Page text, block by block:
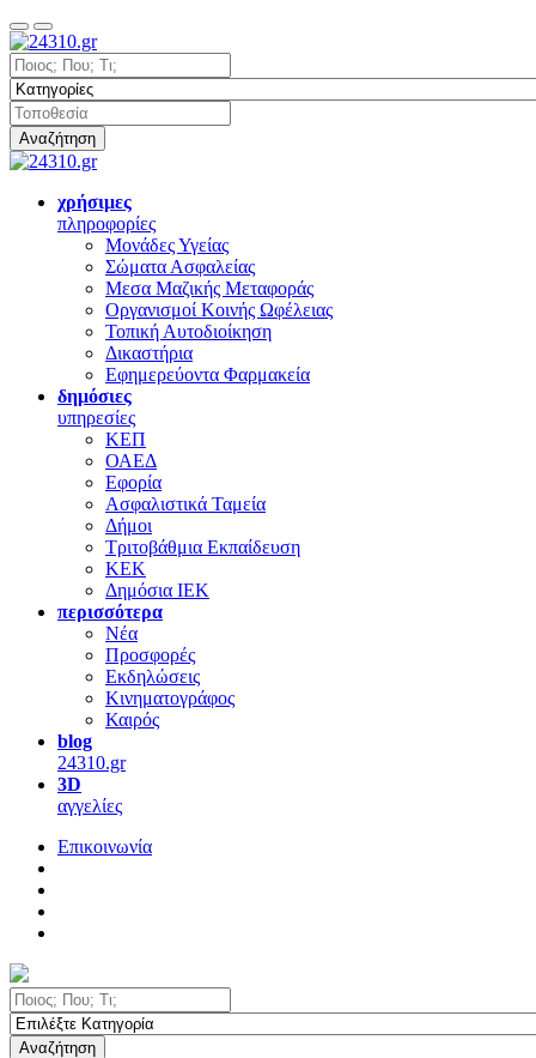
Αναζήτηση
χρήσιμες
πληροφορίες
Μονάδες Υγείας
Σώματα Ασφαλείας
Μεσα Μαζικής Μεταφοράς
Οργανισμοί Κοινής Ωφέλειας
Τοπική Αυτοδιοίκηση
Δικαστήρια
Εφημερεύοντα Φαρμακεία
δημόσιες
υπηρεσίες
ΚΕΠ
ΟΑΕΔ
Εφορία
Ασφαλιστικά Ταμεία
Δήμοι
Τριτοβάθμια Εκπαίδευση
ΚΕΚ
Δημόσια ΙΕΚ
περισσότερα
Νέα
Προσφορές
Εκδηλώσεις
Κινηματογράφος
Καιρός
blog
24310.gr
3D
αγγελίες
Επικοινωνία
Αναζήτηση